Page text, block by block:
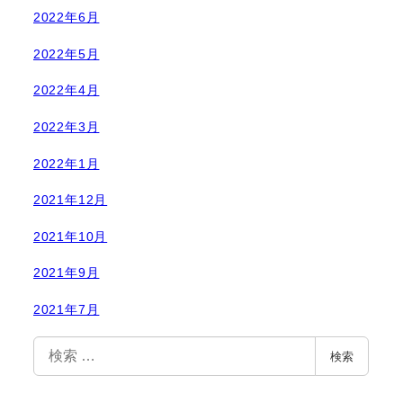
2022年6月
2022年5月
2022年4月
2022年3月
2022年1月
2021年12月
2021年10月
2021年9月
2021年7月
索
検索